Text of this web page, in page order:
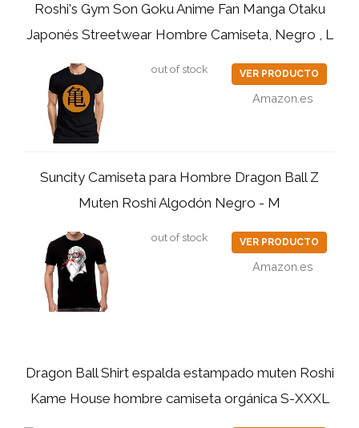
Roshi's Gym Son Goku Anime Fan Manga Otaku
Japonés Streetwear Hombre Camiseta, Negro , L
out of stock VER PRODUCTO
Amazon.es
Suncity Camiseta para Hombre Dragon Ball Z
Muten Roshi Algodón Negro - M
out of stock VER PRODUCTO
Amazon.es
Dragon Ball Shirt espalda estampado muten Roshi
Kame House hombre camiseta orgánica S-XXXL